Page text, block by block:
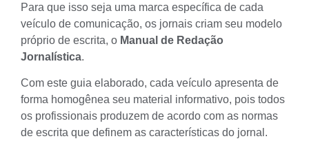
Para que isso seja uma marca específica de cada
veículo de comunicação, os jornais criam seu modelo
próprio de escrita, o Manual de Redação
Jornalística.
Com este guia elaborado, cada veículo apresenta de
forma homogênea seu material informativo, pois todos
os profissionais produzem de acordo com as normas
de escrita que definem as características do jornal.